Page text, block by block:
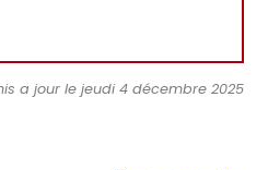
a jour le jeudi 4 décembre 2025